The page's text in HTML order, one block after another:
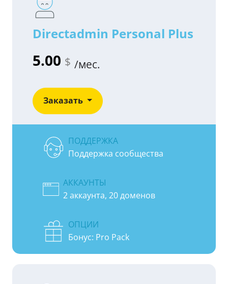
Directadmin Personal Plus
5.00 $ /мес.
Заказать
ПОДДЕРЖКА
Поддержка сообщества
АККАУНТЫ
2 аккаунта, 20 доменов
ОПЦИИ
Бонус: Pro Pack